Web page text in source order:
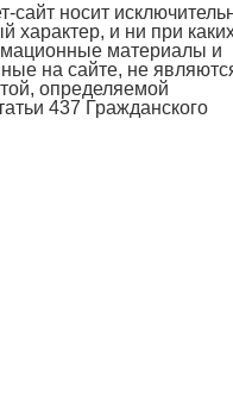
сайт носит
характер, и ни при
материалы и
на сайте, не
определяемой
437 Гражданского